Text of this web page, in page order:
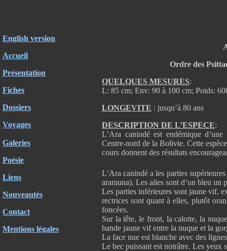
English version
Accueil
Présentation
Fiches
Dossiers
Voyages
Galeries
Poésie
Liens
Nouveautés
Contact
Mentions légales
Ordre des
QUELQUES MESURES:
L: 85 cm; Env: 90 à 100 cm; Poids:
LONGEVITE : jusqu’à 80 ans
DESCRIPTION DE L’ESPECE:
L’Ara canindé est endémique
Centre-nord de la Bolivie. Cette
cours donnent des résultats
L’Ara canindé a les parties
ararauna). Les ailes sont d’un bleu un
Les parties inférieures sont jaune vif,
rectrices sont quant à elles, plutôt
foncées.
Sur la tête, le front, la calotte, la
bande jaune vif entre la nuque et la
La face nue est blanche avec des
Le bec puissant est noirâtre. Les yeux